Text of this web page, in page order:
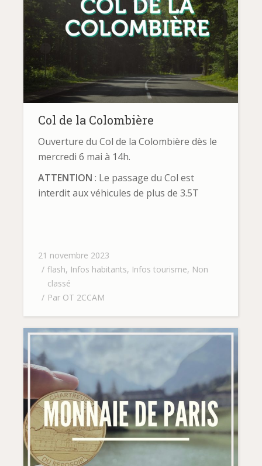
Col de la Colombière
Ouverture du Col de la Colombière dès le
mercredi 6 mai à 14h.
ATTENTION : Le passage du Col est
interdit aux véhicules de plus de 3.5T
21 novembre 2023
flash, Infos habitants, Infos tourisme, Non
classé
Par OT 2CCAM